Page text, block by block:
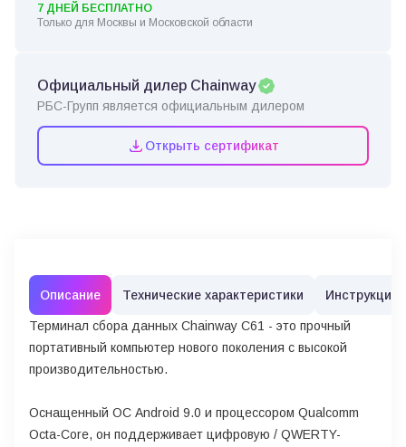
7 ДНЕЙ БЕСПЛАТНО
Только для Москвы и Московской области
Официальный дилер Chainway
РБС-Групп является официальным дилером
Открыть сертификат
Описание Технические характеристики Инструкции
Терминал сбора данных Chainway C61 - это прочный
портативный компьютер нового поколения с высокой
производительностью.
Оснащенный ОС Android 9.0 и процессором Qualcomm
Octa-Core, он поддерживает цифровую / QWERTY-